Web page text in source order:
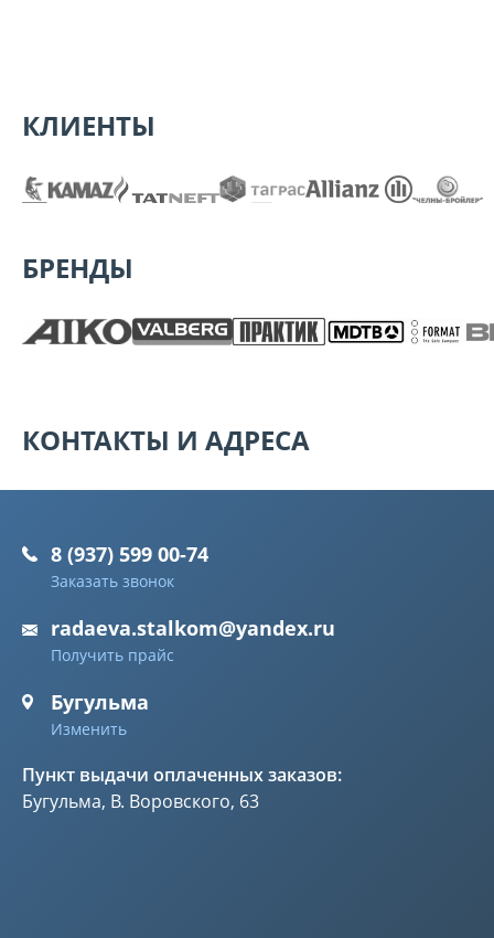
КЛИЕНТЫ
БРЕНДЫ
КОНТАКТЫ И АДРЕСА
8 (937) 599 00-74
Заказать звонок
radaeva.stalkom@yandex.ru
Получить прайс
Бугульма
Изменить
Пункт выдачи оплаченных заказов:
Бугульма, В. Воровского, 63